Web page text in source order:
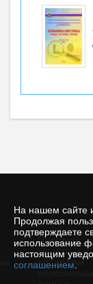
На нашем сайте
Продолжая
подтверждаете
использование
настоящим
соглашением
Политика
защиты и
обработки